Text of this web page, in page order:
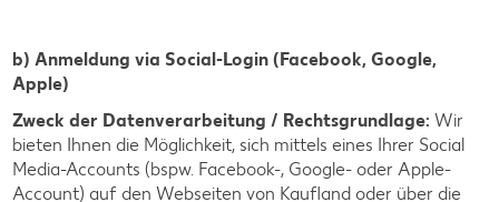
b) Anmeldung via Social-Login (Facebook, Google,
Apple)
Zweck der Datenverarbeitung / Rechtsgrundlage: Wir
bieten Ihnen die Möglichkeit, sich mittels eines Ihrer Social
Media-Accounts (bspw. Facebook-, Google- oder Apple-
Account) auf den Webseiten von Kaufland oder über die